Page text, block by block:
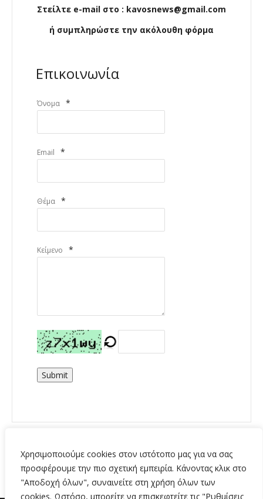
Χρησιμοποιούμε cookies στον ιστότοπο μας για να σας
προσφέρουμε την πιο σχετική εμπειρία. Κάνοντας κλικ στο
"Αποδοχή όλων", συναινείτε στη χρήση όλων των
cookies. Ωστόσο, μπορείτε να επισκεφτείτε τις "Ρυθμίσεις
Στείλτε e-mail στο : kavosnews@gmail.com
ή συμπληρώστε την ακόλουθη φόρμα
Επικοινωνία
Όνομα *
Email *
Θέμα *
Κείμενο *
Submit